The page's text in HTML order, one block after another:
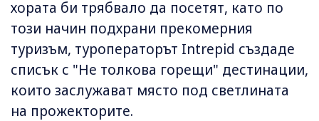
хората би трябвало да посетят, като по
този начин подхрани прекомерния
туризъм, туроператорът Intrepid създаде
списък с "Не толкова горещи" дестинации,
които заслужават място под светлината
на прожекторите.